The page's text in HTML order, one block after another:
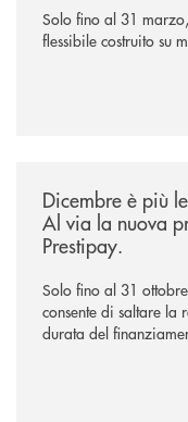
Solo fino al 31
flessibile costruito su
Dicembre è più
Al via la nuova
Prestipay.
Solo fino al 31
consente di saltare la
durata del